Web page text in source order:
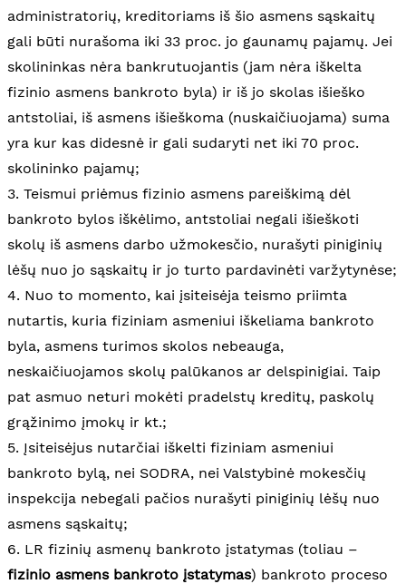
administratorių, kreditoriams iš šio asmens sąskaitų
gali būti nurašoma iki 33 proc. jo gaunamų pajamų. Jei
skolininkas nėra bankrutuojantis (jam nėra iškelta
fizinio asmens bankroto byla) ir iš jo skolas išieško
antstoliai, iš asmens išieškoma (nuskaičiuojama) suma
yra kur kas didesnė ir gali sudaryti net iki 70 proc.
skolininko pajamų;
3. Teismui priėmus fizinio asmens pareiškimą dėl
bankroto bylos iškėlimo, antstoliai negali išieškoti
skolų iš asmens darbo užmokesčio, nurašyti piniginių
lėšų nuo jo sąskaitų ir jo turto pardavinėti varžytynėse;
4. Nuo to momento, kai įsiteisėja teismo priimta
nutartis, kuria fiziniam asmeniui iškeliama bankroto
byla, asmens turimos skolos nebeauga,
neskaičiuojamos skolų palūkanos ar delspinigiai. Taip
pat asmuo neturi mokėti pradelstų kreditų, paskolų
grąžinimo įmokų ir kt.;
5. Įsiteisėjus nutarčiai iškelti fiziniam asmeniui
bankroto bylą, nei SODRA, nei Valstybinė mokesčių
inspekcija nebegali pačios nurašyti piniginių lėšų nuo
asmens sąskaitų;
6. LR fizinių asmenų bankroto įstatymas (toliau –
fizinio asmens bankroto įstatymas) bankroto proceso